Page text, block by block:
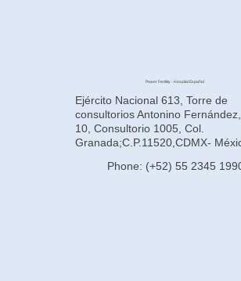
Power Fertility - Hospital Español
Ejército Nacional 613, Torre de
consultorios Antonino
10, Consultorio 1005, Col.
Granada;C.P.11520,CDMX-
Phone: (+52) 55 2345